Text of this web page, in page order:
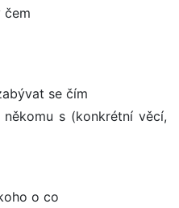
čem
se čím
s (konkrétní věcí,
o co